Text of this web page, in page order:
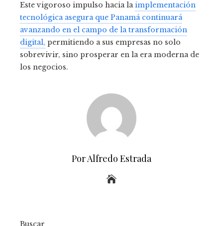
Este vigoroso impulso hacia laimplementación
tecnológica asegura que Panamá continuará
avanzando en el campo de la transformación
digital, permitiendo a sus empresas no solo
sobrevivir, sino prosperar en la era moderna de
los negocios.
Por Alfredo Estrada
Buscar